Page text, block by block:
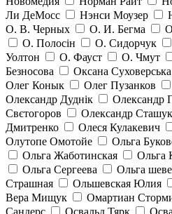
Ли ДеМосс
Нэнси Моузер
О. В. Черных
О. И. Бегма
О. Полосін
О. Сидорчук
Уолтон
О. Фауст О. Чмут
Безносова
Оксана Суховерська
Олег Конык
Олег Пузанков
Олександр Дуднік
Олександр
Свєтогоров
Олександр Сташук
Дмитренко
Олеся Кулакевич
Олутопе Омотойе
Ольга
Ольга Жаботинская
Ольга
Ольга Сергеева
Ольга
Страшная
Ольшевская Юлия
Вера Мищук
Омартиан